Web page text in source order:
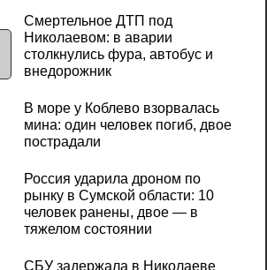
Смертельное ДТП под
Николаевом: в аварии
столкнулись фура, автобус и
внедорожник
В море у Коблево взорвалась
мина: один человек погиб, двое
пострадали
Россия ударила дроном по
рынку в Сумской области: 10
человек ранены, двое — в
тяжелом состоянии
СБУ задержала в Николаеве